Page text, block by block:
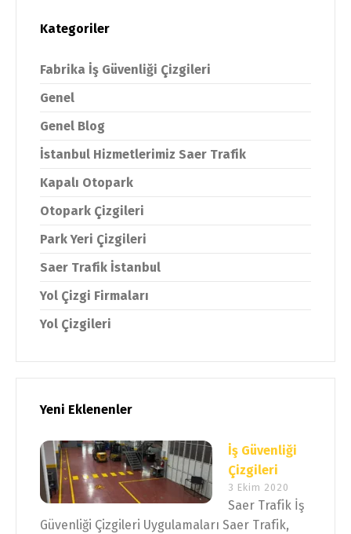
Kategoriler
Fabrika İş Güvenliği Çizgileri
Genel
Genel Blog
İstanbul Hizmetlerimiz Saer Trafik
Kapalı Otopark
Otopark Çizgileri
Park Yeri Çizgileri
Saer Trafik İstanbul
Yol Çizgi Firmaları
Yol Çizgileri
Yeni Eklenenler
İş Güvenliği
Çizgileri
3 Ekim 2020
Saer Trafik İş
Güvenliği Çizgileri Uygulamaları Saer Trafik,